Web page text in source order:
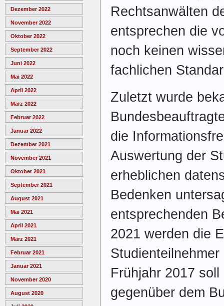
Dezember 2022
November 2022
Oktober 2022
September 2022
Juni 2022
Mai 2022
April 2022
März 2022
Februar 2022
Januar 2022
Dezember 2021
November 2021
Oktober 2021
September 2021
August 2021
Mai 2021
April 2021
März 2021
Februar 2021
Januar 2021
November 2020
August 2020
Rechtsanwälten
entsprechen die
noch keinen
fachlichen
Zuletzt wurde
die
Auswertung der
erheblichen
Bedenken
entsprechenden
2021 werden die
Frühjahr 2017
gegenüber dem